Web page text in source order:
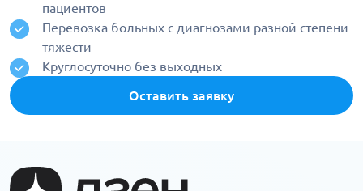
пациентов
Перевозка больных с диагнозами разной степени
тяжести
Круглосуточно без выходных
Оставить заявку